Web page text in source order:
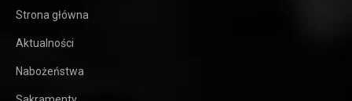
Strona główna
Aktualności
Nabożeństwa